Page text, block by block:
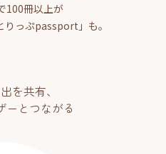
100冊以上が
っぷpassport」も。
を共有、
ーとつながる